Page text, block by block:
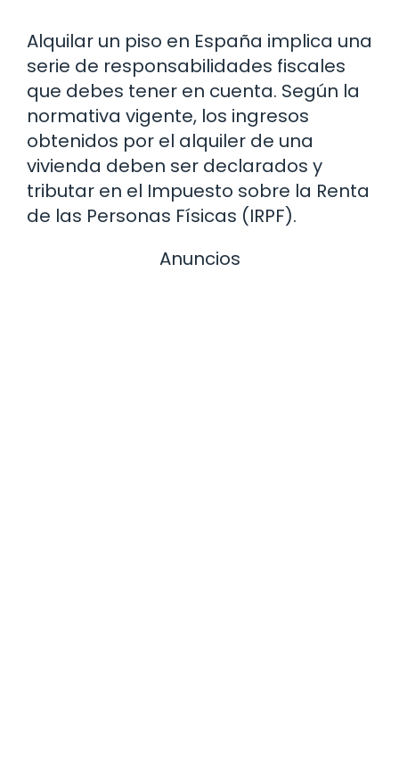
Alquilar un piso en España implica una
serie de responsabilidades fiscales
que debes tener en cuenta. Según la
normativa vigente, los ingresos
obtenidos por el alquiler de una
vivienda deben ser declarados y
tributar en el Impuesto sobre la Renta
de las Personas Físicas (IRPF).
Anuncios